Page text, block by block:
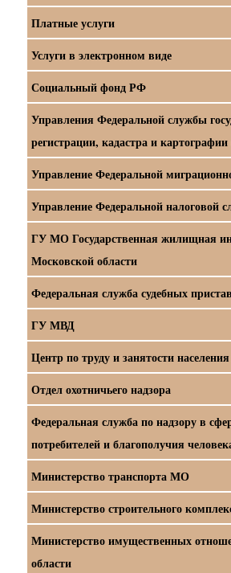
Платные услуги
Услуги в электронном виде
Социальный фонд РФ
Управления Федеральной службы
регистрации, кадастра и
Управление Федеральной
Управление Федеральной
ГУ МО Государственная жилищная
Московской области
Федеральная служба судебных
ГУ МВД
Центр по труду и занятости
Отдел охотничьего надзора
Федеральная служба по надзору в
потребителей и благополучия
Министерство транспорта МО
Министерство строительного
Министерство имущественных
области